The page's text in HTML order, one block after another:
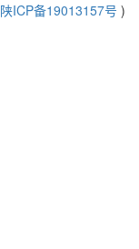
陕ICP备19013157号 )